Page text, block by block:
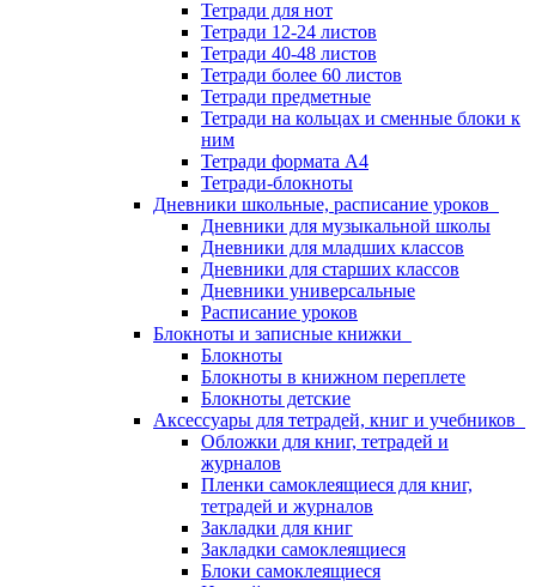
Тетради для нот
Тетради 12-24 листов
Тетради 40-48 листов
Тетради более 60 листов
Тетради предметные
Тетради на кольцах и сменные блоки к
ним
Тетради формата А4
Тетради-блокноты
Дневники школьные, расписание уроков
Дневники для музыкальной школы
Дневники для младших классов
Дневники для старших классов
Дневники универсальные
Расписание уроков
Блокноты и записные книжки
Блокноты
Блокноты в книжном переплете
Блокноты детские
Аксессуары для тетрадей, книг и учебников
Обложки для книг, тетрадей и
журналов
Пленки самоклеящиеся для книг,
тетрадей и журналов
Закладки для книг
Закладки самоклеящиеся
Блоки самоклеящиеся